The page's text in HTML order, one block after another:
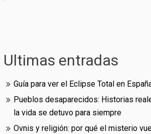
Ultimas entradas
Guía para ver el Eclipse Total en
Pueblos desaparecidos: Historias
la vida se detuvo para siempre
Ovnis y religión: por qué el misterio